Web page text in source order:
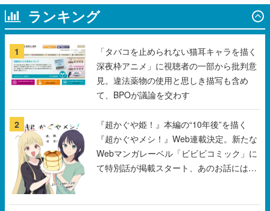
1
「タバコを止められない猫耳キャラを描く
深夜枠アニメ」に視聴者の一部から批判意
見。違法薬物の使用と思しき描写も含め
て、BPOが議論を交わす
2
『超かぐや姫！』本編の“10年後”を描く
『超かぐやメシ！』Web連載決定。新たな
Webマンガレーベル「ビビビコミック」に
て特別話が掲載スタート、あのお話には…
まだ続きがある！
3
野球部の過酷な“補欠”を体験するゲーム
シュリストをもとにチェコ語に対応しSNS